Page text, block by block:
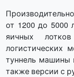
от 1200 до 5000
яичных
логистических
туннель машины
также версии с